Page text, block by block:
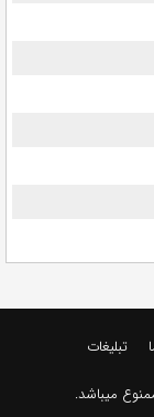
تبلیغات
میباشد.